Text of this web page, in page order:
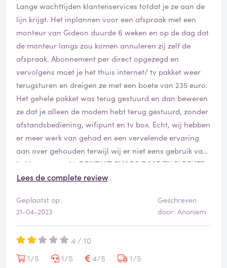
Lange wachttijden klantenservices totdat je ze aan de
lijn krijgt. Het inplannen voor een afspraak met een
monteur van Gideon duurde 6 weken en op de dag dat
de monteur langs zou komen annuleren zij zelf de
afspraak. Abonnement per direct opgezegd en
vervolgens moet je het thuis internet/ tv pakket weer
terugsturen en dreigen ze met een boete van 235 euro.
Het gehele pakket was terug gestuurd en dan beweren
ze dat je alleen de modem hebt terug gestuurd, zonder
afstandsbediening, wifipunt en tv box. Echt, wij hebben
er meer werk van gehad en een vervelende ervaring
aan over gehouden terwijl wij er niet eens gebruik van
hebben gemaakt. RONDUIT CHAOS DAAR EN SLECHTE
SERVICE!!!
Lees de complete review
Geplaatst op:
21-04-2023
Geschreven
door: Anoniem
4 / 10
1/5
1/5 4/5
1/5